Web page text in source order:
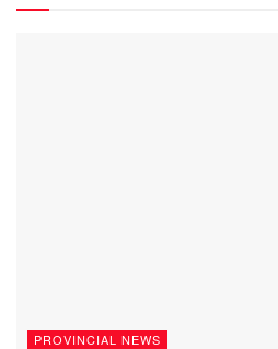
PROVINCIAL NEWS